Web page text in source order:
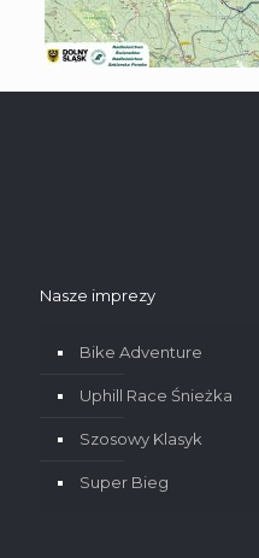
Nasze imprezy
Bike Adventure
Uphill Race Śnieżka
Szosowy Klasyk
Super Bieg